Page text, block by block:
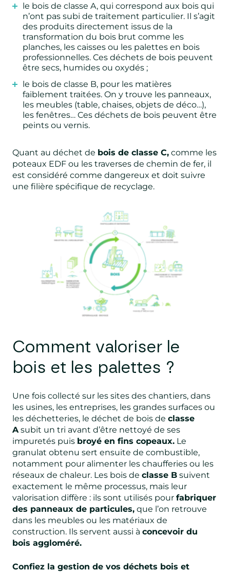
le bois de classe A, qui correspond aux bois qui
n’ont pas subi de traitement particulier. Il s’agit
des produits directement issus de la
transformation du bois brut comme les
planches, les caisses ou les palettes en bois
professionnelles. Ces déchets de bois peuvent
être secs, humides ou oxydés ;
le bois de classe B, pour les matières
faiblement traitées. On y trouve les panneaux,
les meubles (table, chaises, objets de déco…),
les fenêtres… Ces déchets de bois peuvent être
peints ou vernis.
Quant au déchet de bois de classe C, comme les
poteaux EDF ou les traverses de chemin de fer, il
est considéré comme dangereux et doit suivre
une filière spécifique de recyclage.
Comment valoriser le
bois et les palettes ?
Une fois collecté sur les sites des chantiers, dans
les usines, les entreprises, les grandes surfaces ou
les déchetteries, le déchet de bois de classe
Asubit un tri avant d’être nettoyé de ses
impuretés puis broyé en fins copeaux. Le
granulat obtenu sert ensuite de combustible,
notamment pour alimenter les chaufferies ou les
réseaux de chaleur. Les bois de classe B suivent
exactement le même processus, mais leur
valorisation diffère : ils sont utilisés pour fabriquer
des panneaux de particules, que l’on retrouve
dans les meubles ou les matériaux de
construction. Ils servent aussi à concevoir du
bois aggloméré.
Confiez la gestion de vos déchets bois et